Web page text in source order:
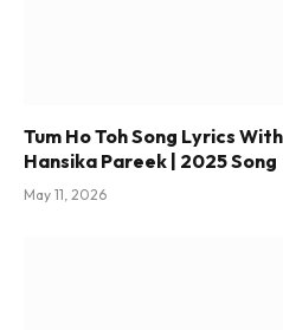
Tum Ho Toh Song Lyrics
Hansika Pareek | 2025 Song
May 11, 2026